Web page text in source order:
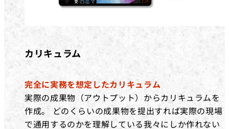
カリキュラム
完全に実務を想定したカリキュラム
実際の成果物（アウトプット）からカリキュラムを
作成。 どのくらいの成果物を提出すれば実際の現場
で通用するのかを理解している我々にしか作れない